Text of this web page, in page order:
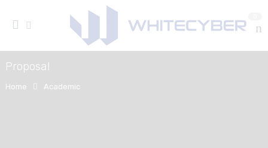
Proposal
Home Academic